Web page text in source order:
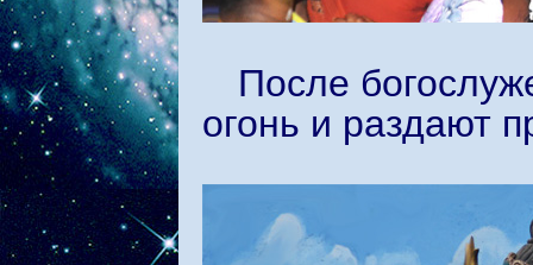
После
огонь и раздают